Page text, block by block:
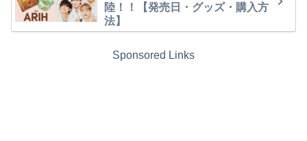
陸！！【発売日・グッズ・購入方
法】
Sponsored Links